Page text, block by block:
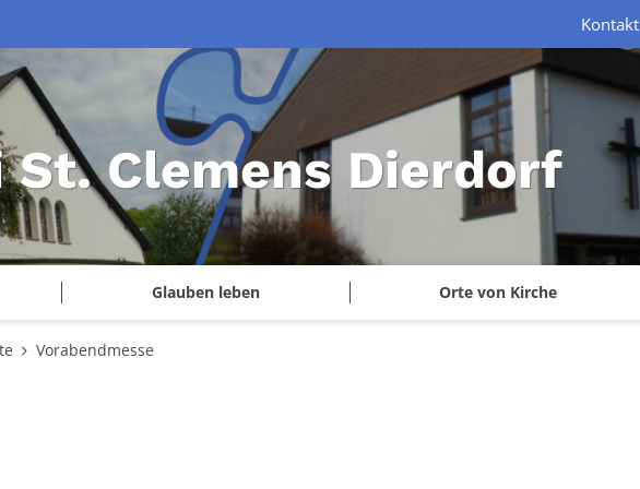
Clemens Dierdorf
Glauben leben Orte von Kirche
Kontakt
Vorabendmesse